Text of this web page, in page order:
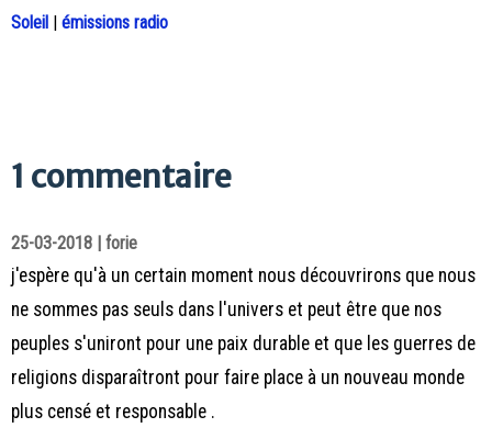
Soleil | émissions radio
1 commentaire
25-03-2018 | forie
j'espère qu'à un certain moment nous découvrirons que nous
ne sommes pas seuls dans l'univers et peut être que nos
peuples s'uniront pour une paix durable et que les guerres de
religions disparaîtront pour faire place à un nouveau monde
plus censé et responsable .